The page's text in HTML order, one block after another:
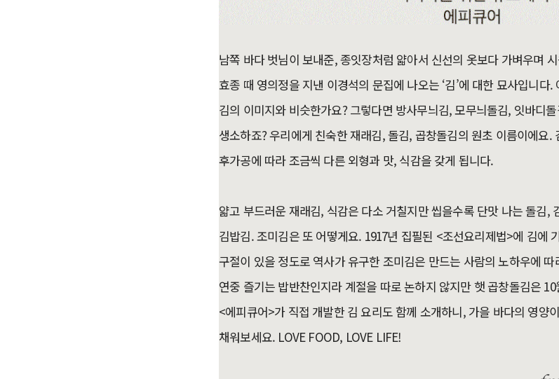
남쪽 바다 벗님이 보내준, 종잇장처럼 얇아서 신선의 옷보다 가벼우며
효종 때 영의정을 지낸 이경석의 문집에 나오는 ‘김’에 대한 묘사입니다
김의 이미지와 비슷한가요? 그렇다면 방사무늬김, 모무늬돌김, 잇바디
생소하죠? 우리에게 친숙한 재래김, 돌김, 곱창돌김의 원초 이름이에요
후가공에 따라 조금씩 다른 외형과 맛, 식감을 갖게 됩니다.
얇고 부드러운 재래김, 식감은 다소 거칠지만 씹을수록 단맛 나는 돌김,
김밥김. 조미김은 또 어떻게요. 1917년 집필된 <조선요리제법>에 김에
구절이 있을 정도로 역사가 유구한 조미김은 만드는 사람의 노하우에
연중 즐기는 밥반찬인지라 계절을 따로 논하지 않지만 햇 곱창돌김은
<에피큐어>가 직접 개발한 김 요리도 함께 소개하니, 가을 바다의 영양
채워보세요. LOVE FOOD, LOVE LIFE!